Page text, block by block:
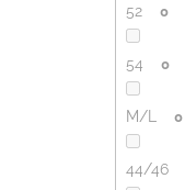
52 0
54 0
M/L 0
44/46